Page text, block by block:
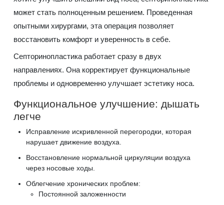
может стать полноценным решением. Проведенная
опытными хирургами, эта операция позволяет
восстановить комфорт и уверенность в себе.
Септоринопластика работает сразу в двух
направлениях. Она корректирует функциональные
проблемы и одновременно улучшает эстетику носа.
Функциональное улучшение: дышать
легче
Исправление искривленной перегородки, которая
нарушает движение воздуха.
Восстановление нормальной циркуляции воздуха
через носовые ходы.
Облегчение хронических проблем:
Постоянной заложенности